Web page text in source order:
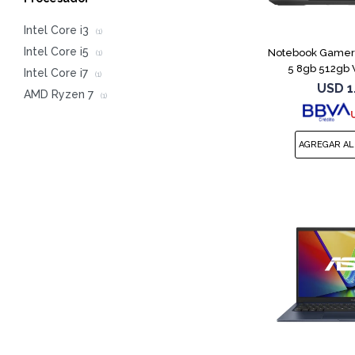
Notebook
5 8gb 512gb
USD
Intel Core i3 (1)
Intel Core i5 (1)
Intel Core i7 (1)
AMD Ryzen 7 (1)